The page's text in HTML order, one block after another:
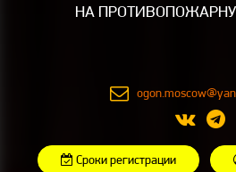
НА
Сроки регистрации